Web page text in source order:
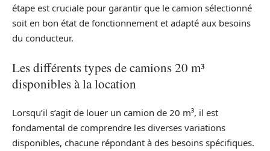
étape est cruciale pour garantir que le camion sélectionné
soit en bon état de fonctionnement et adapté aux besoins
du conducteur.
Les différents types de camions 20 m³
disponibles à la location
Lorsqu’il s’agit de louer un camion de 20 m³, il est
fondamental de comprendre les diverses variations
disponibles, chacune répondant à des besoins spécifiques.